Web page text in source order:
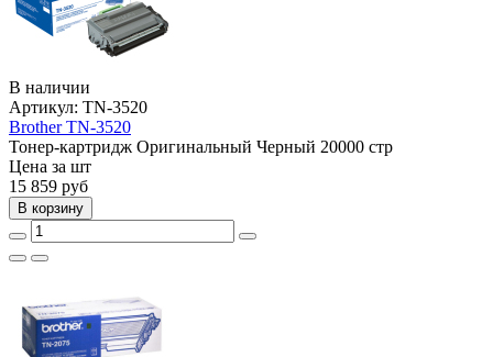
В наличии
Артикул: TN-3520
Brother TN-3520
Тонер-картридж Оригинальный Черный 20000 стр
Цена за шт
15 859 руб
В корзину